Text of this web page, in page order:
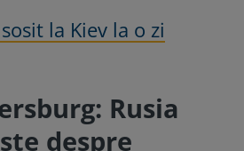
la Kiev la o zi
Rusia
despre